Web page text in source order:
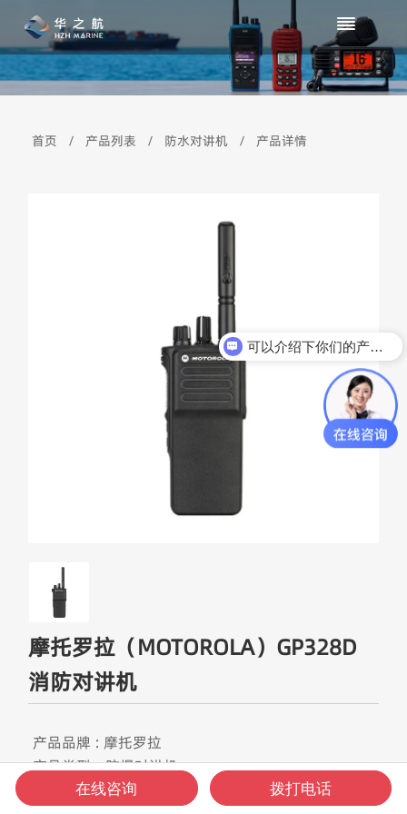
首页 / 产品列表 / 防水对讲机 / 产品详情
摩托罗拉（MOTOROLA）GP328D
消防对讲机
产品品牌 : 摩托罗拉
产品类型：防爆对讲机
产品型号 : GP328D+
可以介绍下你们的产品么？
在线咨询 拨打电话